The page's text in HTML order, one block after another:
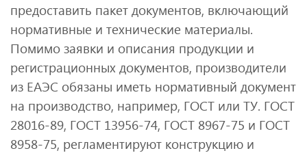
предоставить пакет документов, включающий
нормативные и технические материалы.
Помимо заявки и описания продукции и
регистрационных документов, производители
из ЕАЭС обязаны иметь нормативный документ
на производство, например, ГОСТ или ТУ. ГОСТ
28016-89, ГОСТ 13956-74, ГОСТ 8967-75 и ГОСТ
8958-75, регламентируют конструкцию и